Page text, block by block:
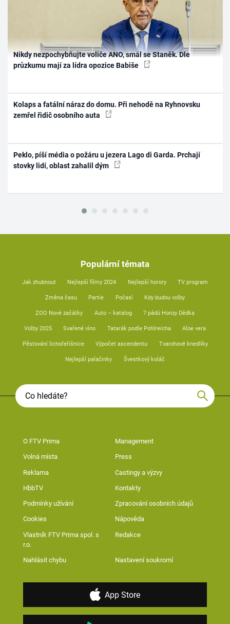
Nikdy nezpochybňujte voliče ANO, smál se Staněk. Dle
průzkumu mají za lídra opozice Babiše
Kolaps a fatální náraz do domu. Při nehodě na Ryhnovsku
zemřel řidič osobního auta
Peklo, píší média o požáru u jezera Lago di Garda. Prchají
stovky lidí, oblast zahalil dým
Populární témata
Jak zhubnout Nejlepší filmy 2024 Nejlepší horory TV program
Změna času Partie Počasí Kdy budou volby
ZOO Nové začátky Auto – katalog 7 pádů Honzy Dědka
Volby 2025 Svařené víno Tatarák podle Pohlreicha Aloe vera
Pěstování lichořeřišnice Výpočet ascendentu Tvarohové knedlíky
Nejlepší palačinky Švestkový koláč
O FTV Prima Management
Volná místa Press
Reklama Castingy a výzvy
HbbTV Kontakty
Podmínky užívání Zpracování osobních údajů
Cookies Nápověda
Vlastník FTV Prima spol. s
r.o.
Redakce
Nahlásit chybu Nastavení soukromí
App Store